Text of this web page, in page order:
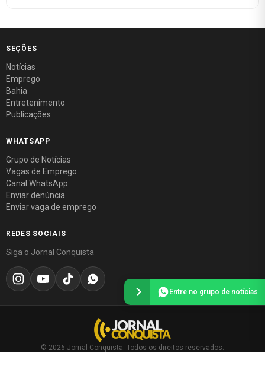
SEÇÕES
Notícias
Emprego
Bahia
Entretenimento
Publicações
WHATSAPP
Grupo de Notícias
Vagas de Emprego
Canal WhatsApp
Enviar denúncia
Enviar vaga de emprego
REDES SOCIAIS
Siga o Jornal Conquista
© 2026 Jornal Conquista. Todos os direitos reservados.
Entre no grupo de notícias